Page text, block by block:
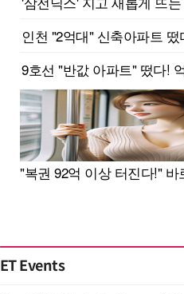
ET Events